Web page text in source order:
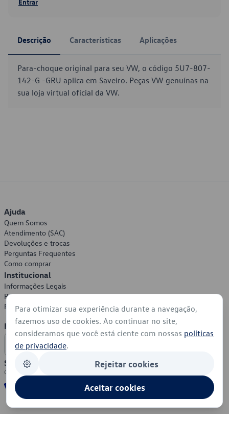
Descrição Características Aplicações
Para-choque original para seu VW, o código 5U7-807-
142-G -GRU aplica em Saveiro. Peças VW genuínas na
sua loja virtual oficial da VW.
Ajuda
Quem Somos
Atendimento (SAC)
Devoluções e trocas
Perguntas Frequentes
Como comprar
Institucional
Informações Legais
Política de Privacidade
Política de Cookies
Formas de Pagamento
Segurança
Para otimizar sua experiência durante a navegação,
fazemos uso de cookies. Ao continuar no site,
consideramos que você está ciente com nossas políticas
de privacidade.
Rejeitar cookies
Aceitar cookies